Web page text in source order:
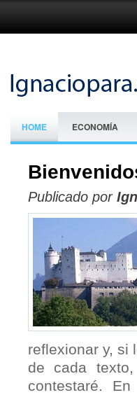
HOME ECONOMÍA
Publicado por
reflexionar y, si
de cada
contestaré.